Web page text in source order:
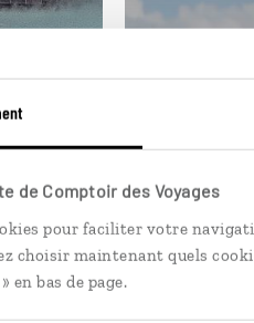
de Comptoir des Voyages
pour faciliter votre
choisir maintenant quels
en bas de page.
Le